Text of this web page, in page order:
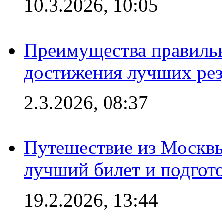
10.3.2026, 10:05
Преимущества
достижения лучших
2.3.2026, 08:37
Путешествие из
лучший билет и
19.2.2026, 13:44